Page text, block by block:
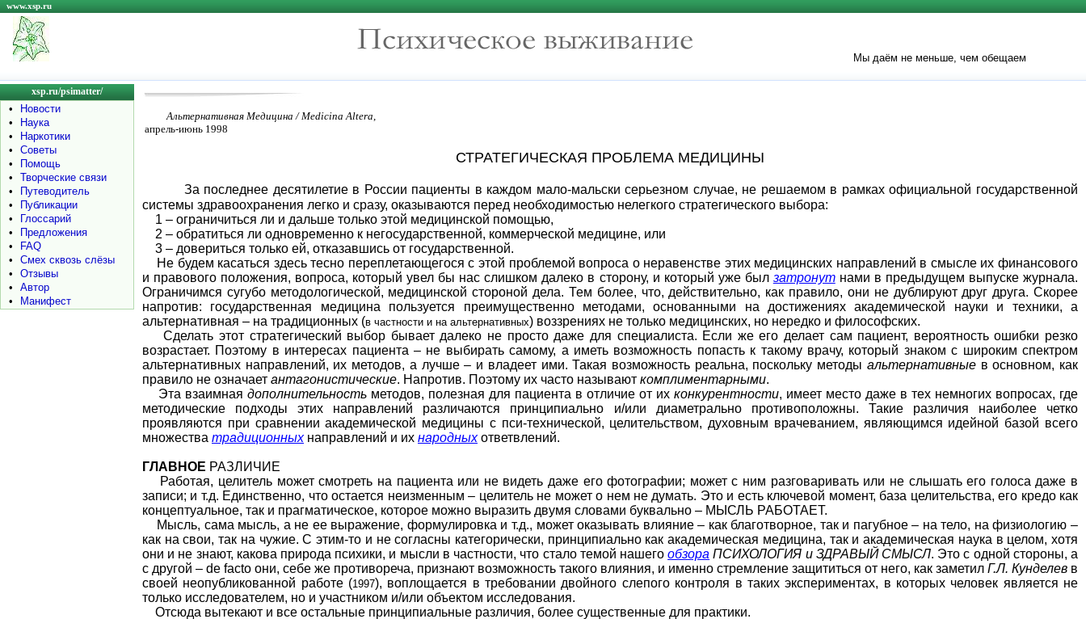
www.xsp.ru
Мы даём не меньше, чем обещаем
xsp.ru/psimatter/
•
Новости
•
Наука
•
Наркотики
•
Советы
•
Помощь
•
Творческие связи
•
Путеводитель
•
Публикации
•
Глоссарий
•
Предложения
•
FAQ
•
Смех сквозь слёзы
•
Отзывы
•
Автор
•
Манифест
Альтернативная Медицина / Medicina Altera,
апрель-июнь 1998
СТРАТЕГИЧЕСКАЯ ПРОБЛЕМА МЕДИЦИНЫ
За последнее десятилетие в России пациенты в каждом мало-мальски серьезном случае, не решаемом в рамках официальной государственной
системы здравоохранения легко и сразу, оказываются перед необходимостью нелегкого стратегического выбора:
1 – ограничиться ли и дальше только этой медицинской помощью,
2 – обратиться ли одновременно к негосударственной, коммерческой медицине, или
3 – довериться только ей, отказавшись от государственной.
Не будем касаться здесь тесно переплетающегося с этой проблемой вопроса о неравенстве этих медицинских направлений в смысле их финансового
и правового положения, вопроса, который увел бы нас слишком далеко в сторону, и который уже был затронутнами в предыдущем выпуске журнала.
Ограничимся сугубо методологической, медицинской стороной дела. Тем более, что, действительно, как правило, они не дублируют друг друга. Скорее
напротив: государственная медицина пользуется преимущественно методами, основанными на достижениях академической науки и техники, а
альтернативная – на традиционных (в частности и на альтернативных) воззрениях не только медицинских, но нередко и философских.
Сделать этот стратегический выбор бывает далеко не просто даже для специалиста. Если же его делает сам пациент, вероятность ошибки резко
возрастает. Поэтому в интересах пациента – не выбирать самому, а иметь возможность попасть к такому врачу, который знаком с широким спектром
альтернативных направлений, их методов, а лучше – и владеет ими. Такая возможность реальна, поскольку методы альтернативныев основном, как
правило не означает антагонистические. Напротив. Поэтому их часто называют комплиментарными.
Эта взаимная дополнительность методов, полезная для пациента в отличие от их конкурентности, имеет место даже в тех немногих вопросах, где
методические подходы этих направлений различаются принципиально и/или диаметрально противоположны. Такие различия наиболее четко
проявляются при сравнении академической медицины с пси-технической, целительством, духовным врачеванием, являющимся идейной базой всего
множества традиционныхнаправлений и их народныхответвлений.
ГЛАВНОЕ РАЗЛИЧИЕ
Работая, целитель может смотреть на пациента или не видеть даже его фотографии; может с ним разговаривать или не слышать его голоса даже в
записи; и т.д. Единственно, что остается неизменным – целитель не может о нем не думать. Это и есть ключевой момент, база целительства, его кредо как
концептуальное, так и прагматическое, которое можно выразить двумя словами буквально – МЫСЛЬ РАБОТАЕТ.
Мысль, сама мысль, а не ее выражение, формулировка и т.д., может оказывать влияние – как благотворное, так и пагубное – на тело, на физиологию –
как на свои, так на чужие. С этим-то и не согласны категорически, принципиально как академическая медицина, так и академическая наука в целом, хотя
они и не знают, какова природа психики, и мысли в частности, что стало темой нашегообзора ПСИХОЛОГИЯ и ЗДРАВЫЙ СМЫСЛ. Это с одной стороны, а
с другой – de facto они, себе же противореча, признают возможность такого влияния, и именно стремление защититься от него, как заметил Г.Л. Кунделев в
своей неопубликованной работе (1997), воплощается в требовании двойного слепого контроля в таких экспериментах, в которых человек является не
только исследователем, но и участником и/или объектом исследования.
Отсюда вытекают и все остальные принципиальные различия, более существенные для практики.